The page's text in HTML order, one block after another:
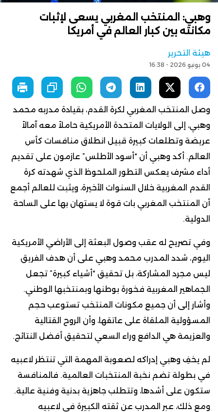
وهبي: المنتخب المغربي يسعى لإثبات
مكانته بين كبار العالم في أمريكا
هيئة التحرير
04 يونيو 2026 - 16:38
وصل المنتخب المغربي لكرة القدم، بقيادة مدربه محمد
وهبي، إلى الولايات المتحدة الأمريكية حاملاً معه آمالاً
عريضة وتطلعات كبيرة قبيل انطلاق منافسات كأس
العالم. أكد وهبي أن “أسود الأطلس” عازمون على تقديم
أداء مشرف يعكس التطور الملحوظ الذي شهدته كرة
القدم المغربية خلال السنوات الأخيرة، ويثبت للعالم أجمع
أن المنتخب المغربي بات قوة لا يستهان بها على الساحة
الدولية.
وفي تصريح له عقب وصول البعثة إلى الأراضي الأمريكية
اليوم، شدد المدرب محمد وهبي على أن هدف الفريق
ليس مجرد المشاركة، بل تحقيق “أشياء كبيرة” تجعل
الجماهير المغربية فخورة بوطنها وبمنتخبها الوطني.
وأشار إلى أن جميع مكونات المنتخب تستوعب حجم
المسؤولية الملقاة على عاتقها، وأن الروح القتالية
والعزيمة هي الدافع وراء السعي لتحقيق أفضل النتائج.
لم يخفِ وهبي إدراكه لصعوبة المهمة التي تنتظر لاعبيه
في بطولة تضم نخبة المنتخبات العالمية. فالمنافسة
ستكون على أشدها، وتتطلب جاهزية بدنية وفنية عالية.
ومع ذلك، عبر المدرب عن ثقته الكبيرة في لاعبيه